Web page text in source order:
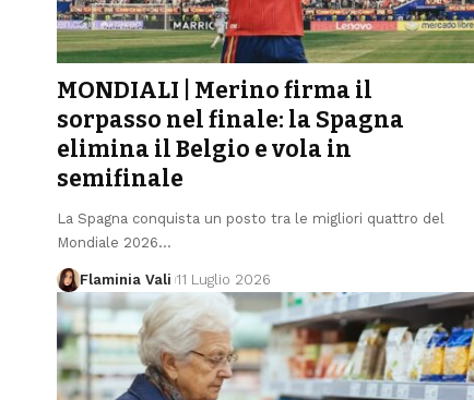
MONDIALI | Merino firma il
sorpasso nel finale: la Spagna
elimina il Belgio e vola in
semifinale
La Spagna conquista un posto tra le migliori quattro del
Mondiale 2026…
Flaminia Vali 11 Luglio 2026